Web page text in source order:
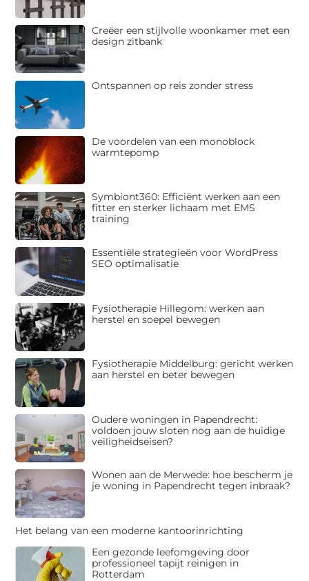
Creëer een stijlvolle woonkamer met een
design zitbank
Ontspannen op reis zonder stress
De voordelen van een monoblock
warmtepomp
Symbiont360: Efficiënt werken aan een
fitter en sterker lichaam met EMS
training
Essentiële strategieën voor WordPress
SEO optimalisatie
Fysiotherapie Hillegom: werken aan
herstel en soepel bewegen
Fysiotherapie Middelburg: gericht werken
aan herstel en beter bewegen
Oudere woningen in Papendrecht:
voldoen jouw sloten nog aan de huidige
veiligheidseisen?
Wonen aan de Merwede: hoe bescherm je
je woning in Papendrecht tegen inbraak?
Het belang van een moderne kantoorinrichting
Een gezonde leefomgeving door
professioneel tapijt reinigen in
Rotterdam